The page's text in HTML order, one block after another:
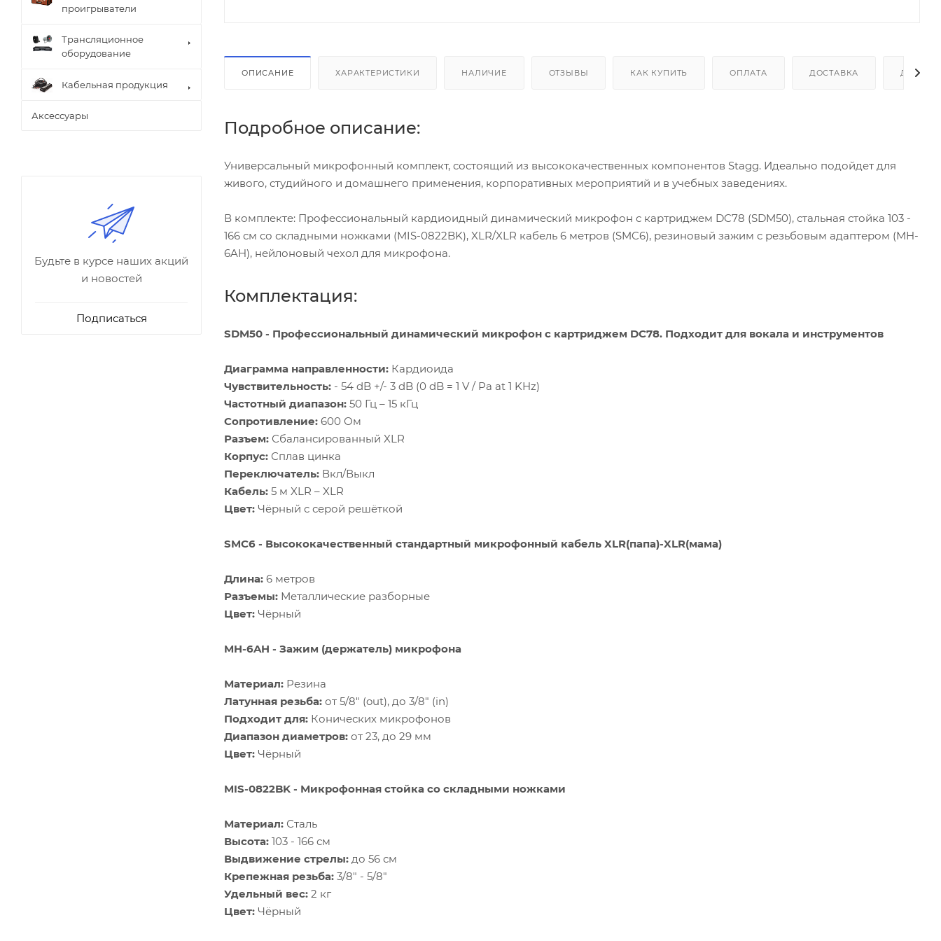
ОПИСАНИЕ ХАРАКТЕРИСТИКИ НАЛИЧИЕ ОТЗЫВЫ КАК КУПИТЬ ОПЛАТА ДОСТАВКА
Подробное описание:
Универсальный микрофонный комплект, состоящий из высококачественных компонентов Stagg. Идеально подойдет для
живого, студийного и домашнего применения, корпоративных мероприятий и в учебных заведениях.
В комплекте: Профессиональный кардиоидный динамический микрофон с картриджем DC78 (SDM50), стальная стойка 103 -
166 см со складными ножками (MIS-0822BK), XLR/XLR кабель 6 метров (SMC6), резиновый зажим с резьбовым адаптером (MH-
6AH), нейлоновый чехол для микрофона.
Комплектация:
SDM50 - Профессиональный динамический микрофон с картриджем DC78. Подходит для вокала и инструментов
Диаграмма направленности: Кардиоида
Чувствительность: - 54 dB +/- 3 dB (0 dB = 1 V / Pa at 1 KHz)
Частотный диапазон: 50 Гц – 15 кГц
Сопротивление: 600 Ом
Разъем: Сбалансированный XLR
Корпус: Сплав цинка
Переключатель: Вкл/Выкл
Кабель: 5 м XLR – XLR
Цвет: Чёрный с серой решёткой
SMC6 - Высококачественный стандартный микрофонный кабель XLR(папа)-XLR(мама)
Длина: 6 метров
Разъемы: Металлические разборные
Цвет: Чёрный
MH-6AH - Зажим (держатель) микрофона
Материал: Резина
Латунная резьба: от 5/8" (out), до 3/8" (in)
Подходит для: Конических микрофонов
Диапазон диаметров: от 23, до 29 мм
Цвет: Чёрный
MIS-0822BK - Микрофонная стойка со складными ножками
Материал: Сталь
Высота: 103 - 166 см
Выдвижение стрелы: до 56 см
Крепежная резьба: 3/8" - 5/8"
Удельный вес: 2 кг
Цвет: Чёрный
проигрыватели
Трансляционное
оборудование
Кабельная продукция
Аксессуары
Будьте в курсе наших акций
и новостей
Подписаться